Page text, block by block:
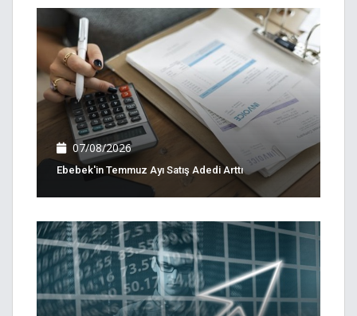
07/08/2026
Ebebek'in Temmuz Ayı Satış Adedi Arttı